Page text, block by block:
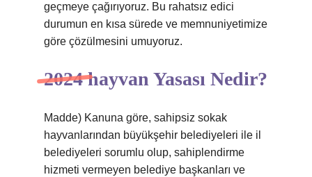
geçmeye çağırıyoruz. Bu rahatsız edici
durumun en kısa sürede ve memnuniyetimize
göre çözülmesini umuyoruz.
2024 hayvan Yasası Nedir?
Madde) Kanuna göre, sahipsiz sokak
hayvanlarından büyükşehir belediyeleri ile il
belediyeleri sorumlu olup, sahiplendirme
hizmeti vermeyen belediye başkanları ve